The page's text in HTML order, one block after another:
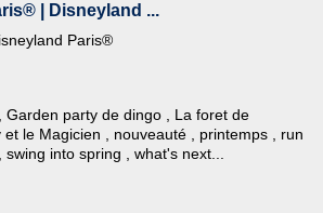
| Disneyland ...
Paris®
party de dingo , La foret de
le Magicien , nouveauté , printemps , run
into spring , what's next...